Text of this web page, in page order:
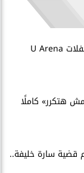
عمرو دياب يفتتح موسم حفلات U Arena
هتكرر» كاملًا
قضية سارة خليفة..